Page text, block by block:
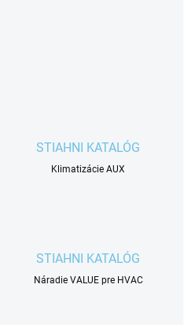
STIAHNI KATALÓG
Klimatizácie AUX
STIAHNI KATALÓG
Náradie VALUE pre HVAC